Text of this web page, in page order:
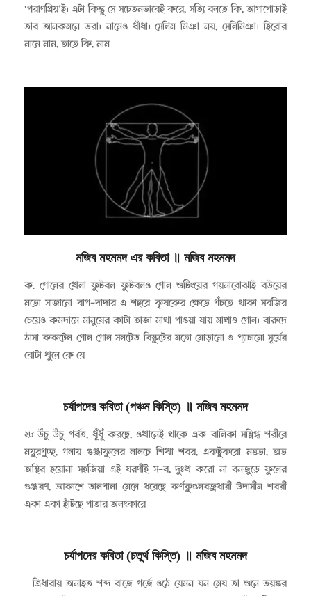
‘পরাণপ্রিয়’ই। এটা কিন্তু সে সচেতনভাবেই করে, সত্যি বলতে কি, আগাগোড়াই
তার আনকমনে ভরা। নামেও ধাঁধা। সেলিম মিঞা নয়, সেলিমিঞা। হিরোর
নামে নাম, তাতে কি, নাম
মজিব মহমমদ এর কবিতা ॥ মজিব মহমমদ
ক. গোলের খেলা ফুটবল ফুটবলও গোল শুটিংয়ের গয়নাবোঝাই বউয়ের
মতো সাজানো বাপ-দাদার এ শহরে কৃষকের ক্ষেতে পঁচতে থাকা সবজির
চেয়েও কমদামে মানুষের কাটা তাজা মাথা পাওয়া যায় মাথাও গোল। বারুদে
ঠাসা ককটেল গোল গোল সলটেড বিস্কুটের মতো মোড়ানো ও প্যাচানো সূর্যের
বোটা খুলে কে যে
চর্যাপদের কবিতা (পঞ্চম কিস্তি) ॥ মজিব মহমমদ
২৮ উঁচু উঁচু পর্বত, ধূঁধূঁ করছে, ওখানেই থাকে এক বালিকা সস্নিগ্ধ শরীরে
ময়ুরপুচ্ছ, গলায় গুঞ্জাফুলের লালচে শিখা শবর, একটুকরো মত্ততা, অত
অস্থির হয়োনা সহজিয়া এই ঘরণীই স-ব, দুঃখ করো না বনজুড়ে ফুলের
গুঞ্জরণ, আকাশে ডালপালা মেলে ধরেছে কর্ণকুণ্ডলবজ্রধারী উদাসীন শবরী
একা একা হাঁটছে পাতার অলংকারে
চর্যাপদের কবিতা (চতুর্থ কিস্তি) ॥ মজিব মহমমদ
ত্রিধারায় অনাহত শব্দ বাজে গর্জে ওঠে যেমন ঘন মেঘ তা শুনে ভয়ঙ্কর